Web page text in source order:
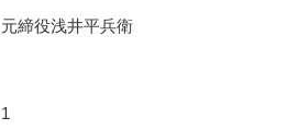
元締役浅井平兵衛
1